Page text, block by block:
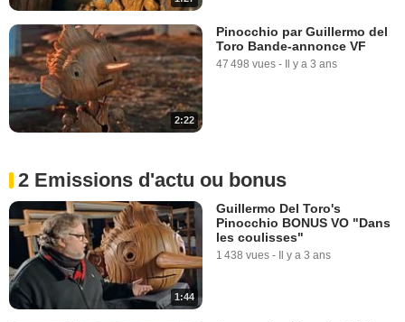
2:22
Pinocchio par Guillermo del
Toro Bande-annonce VF
47 498 vues - Il y a 3 ans
2 Emissions d'actu ou bonus
1:44
Guillermo Del Toro's
Pinocchio BONUS VO "Dans
les coulisses"
1 438 vues - Il y a 3 ans